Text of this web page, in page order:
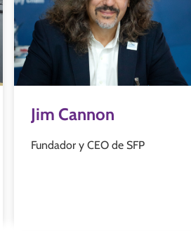
Jim Cannon
Fundador y CEO de SFP